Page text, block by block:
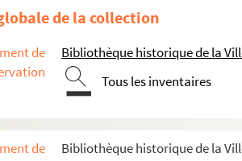
de la collection
de
Bibliothèque historique de la
Tous les inventaires
de
Bibliothèque historique de la
(années 1980)
(années 1990-2000)
en France
Voyages à l’étranger : Canada
Voyages à l’étranger : États-Unis d'Amérique
Voyages à l’étranger : Italie (Rome)